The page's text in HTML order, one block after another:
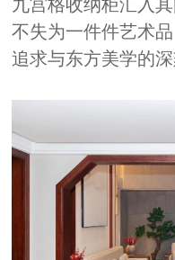
九宫格收纳柜汇入
不失为一件件艺术
追求与东方美学的深